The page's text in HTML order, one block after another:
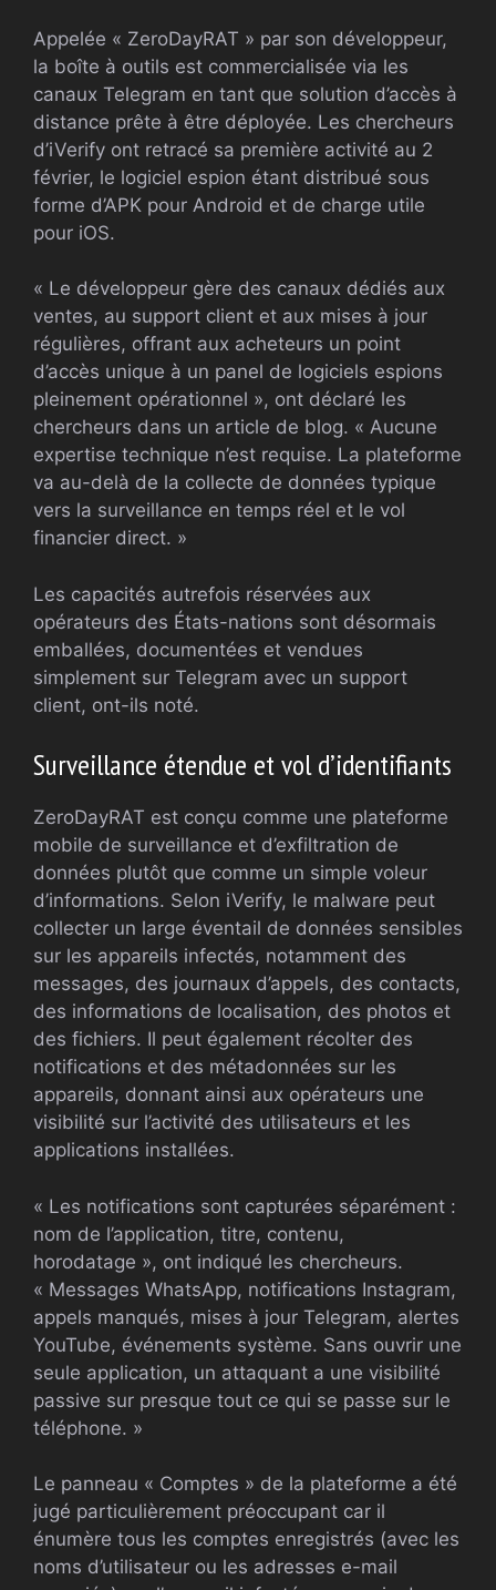
Appelée « ZeroDayRAT » par son développeur,
la boîte à outils est commercialisée via les
canaux Telegram en tant que solution d’accès à
distance prête à être déployée. Les chercheurs
d’iVerify ont retracé sa première activité au 2
février, le logiciel espion étant distribué sous
forme d’APK pour Android et de charge utile
pour iOS.
« Le développeur gère des canaux dédiés aux
ventes, au support client et aux mises à jour
régulières, offrant aux acheteurs un point
d’accès unique à un panel de logiciels espions
pleinement opérationnel », ont déclaré les
chercheurs dans un article de blog. « Aucune
expertise technique n’est requise. La plateforme
va au-delà de la collecte de données typique
vers la surveillance en temps réel et le vol
financier direct. »
Les capacités autrefois réservées aux
opérateurs des États-nations sont désormais
emballées, documentées et vendues
simplement sur Telegram avec un support
client, ont-ils noté.
Surveillance étendue et vol d’identifiants
ZeroDayRAT est conçu comme une plateforme
mobile de surveillance et d’exfiltration de
données plutôt que comme un simple voleur
d’informations. Selon iVerify, le malware peut
collecter un large éventail de données sensibles
sur les appareils infectés, notamment des
messages, des journaux d’appels, des contacts,
des informations de localisation, des photos et
des fichiers. Il peut également récolter des
notifications et des métadonnées sur les
appareils, donnant ainsi aux opérateurs une
visibilité sur l’activité des utilisateurs et les
applications installées.
« Les notifications sont capturées séparément :
nom de l’application, titre, contenu,
horodatage », ont indiqué les chercheurs.
« Messages WhatsApp, notifications Instagram,
appels manqués, mises à jour Telegram, alertes
YouTube, événements système. Sans ouvrir une
seule application, un attaquant a une visibilité
passive sur presque tout ce qui se passe sur le
téléphone. »
Le panneau « Comptes » de la plateforme a été
jugé particulièrement préoccupant car il
énumère tous les comptes enregistrés (avec les
noms d’utilisateur ou les adresses e-mail